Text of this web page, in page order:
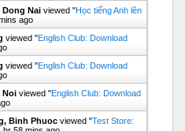
Dong Nai viewed "Học tiếng Anh lên
ago
viewed "English Club: Download
viewed "English Club: Download
Noi viewed "English Club: Download
Binh Phuoc viewed "Test Store: